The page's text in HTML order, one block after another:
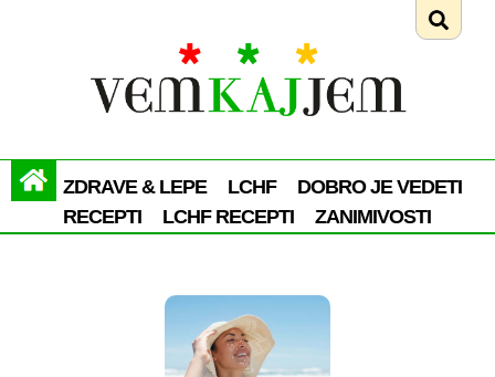
ZDRAVE & LEPE LCHF
DOBRO JE VEDETI
RECEPTI
LCHF RECEPTI ZANIMIVOSTI